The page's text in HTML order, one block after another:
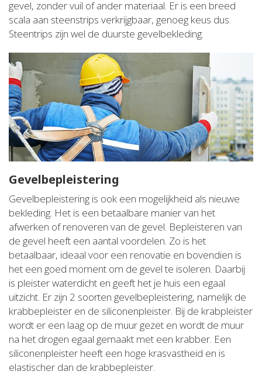
gevel, zonder vuil of ander materiaal. Er is een breed
scala aan steenstrips verkrijgbaar, genoeg keus dus.
Steentrips zijn wel de duurste gevelbekleding.
Gevelbepleistering
Gevelbepleistering is ook een mogelijkheid als nieuwe
bekleding. Het is een betaalbare manier van het
afwerken of renoveren van de gevel. Bepleisteren van
de gevel heeft een aantal voordelen. Zo is het
betaalbaar, ideaal voor een renovatie en bovendien is
het een goed moment om de gevel te isoleren. Daarbij
is pleister waterdicht en geeft het je huis een egaal
uitzicht. Er zijn 2 soorten gevelbepleistering, namelijk de
krabbepleister en de siliconenpleister. Bij de krabpleister
wordt er een laag op de muur gezet en wordt de muur
na het drogen egaal gemaakt met een krabber. Een
siliconenpleister heeft een hoge krasvastheid en is
elastischer dan de krabbepleister.